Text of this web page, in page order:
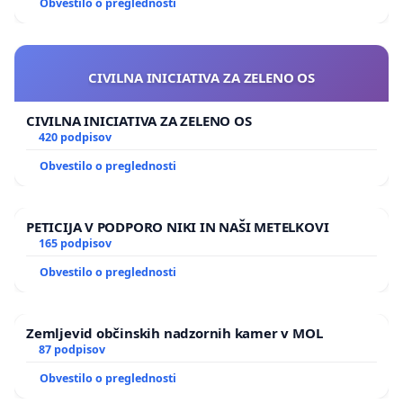
CIVILNA INICIATIVA ZA ZELENO OS
CIVILNA INICIATIVA ZA ZELENO OS
420 podpisov
Obvestilo o preglednosti
PETICIJA V PODPORO NIKI IN NAŠI METELKOVI
165 podpisov
Obvestilo o preglednosti
Zemljevid občinskih nadzornih kamer v MOL
87 podpisov
Obvestilo o preglednosti